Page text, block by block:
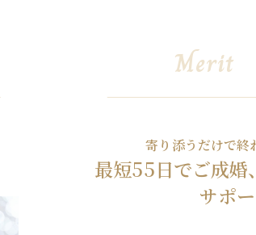
Merit
寄り添うだけで終
最短55日でご成婚
サポ